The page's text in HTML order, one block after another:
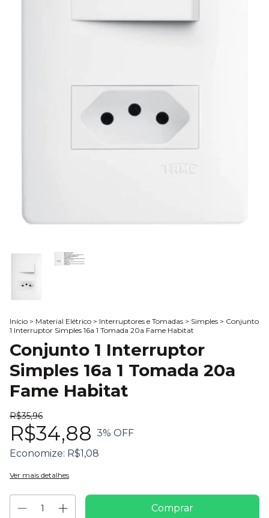
Início > Material Elétrico > Interruptores e Tomadas > Simples > Conjunto
1 Interruptor Simples 16a 1 Tomada 20a Fame Habitat
Conjunto 1 Interruptor
Simples 16a 1 Tomada 20a
Fame Habitat
R$35,96
R$34,88 3% OFF
Economize: R$1,08
Ver mais detalhes